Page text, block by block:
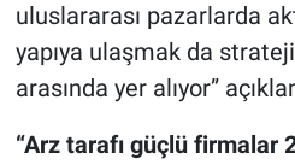
uluslararası pazarlarda
yapıya ulaşmak da
arasında yer alıyor”
“Arz tarafı güçlü firmalar